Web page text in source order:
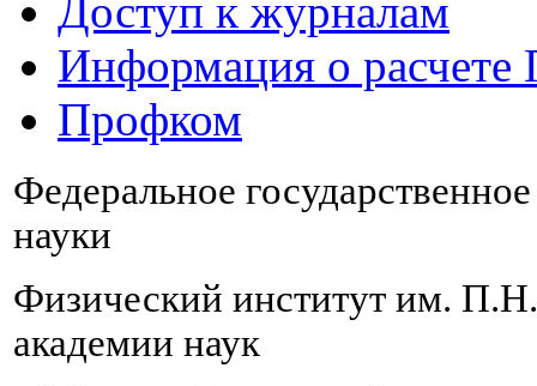
Доступ к журналам
Информация о
Профком
Федеральное
науки
Физический институт им.
академии наук